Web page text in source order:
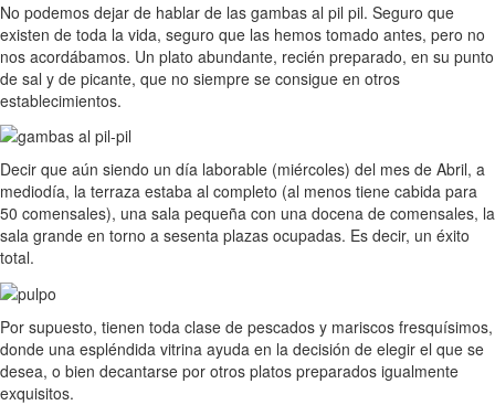
No podemos dejar de hablar de las gambas al pil pil. Seguro que
existen de toda la vida, seguro que las hemos tomado antes, pero no
nos acordábamos. Un plato abundante, recién preparado, en su punto
de sal y de picante, que no siempre se consigue en otros
establecimientos.
Decir que aún siendo un día laborable (miércoles) del mes de Abril, a
mediodía, la terraza estaba al completo (al menos tiene cabida para
50 comensales), una sala pequeña con una docena de comensales, la
sala grande en torno a sesenta plazas ocupadas. Es decir, un éxito
total.
Por supuesto, tienen toda clase de pescados y mariscos fresquísimos,
donde una espléndida vitrina ayuda en la decisión de elegir el que se
desea, o bien decantarse por otros platos preparados igualmente
exquisitos.